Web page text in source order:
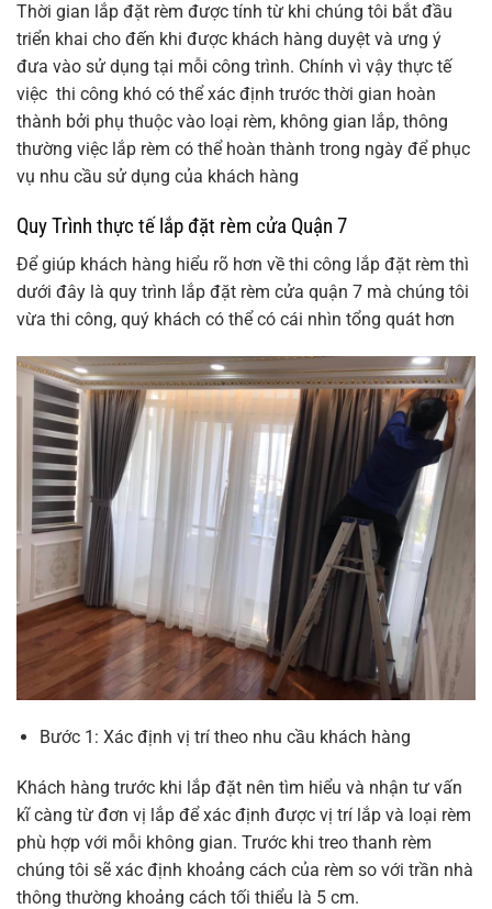
Thời gian lắp đặt rèm được tính từ khi chúng tôi bắt đầu
triển khai cho đến khi được khách hàng duyệt và ưng ý
đưa vào sử dụng tại mỗi công trình. Chính vì vậy thực tế
việc thi công khó có thể xác định trước thời gian hoàn
thành bởi phụ thuộc vào loại rèm, không gian lắp, thông
thường việc lắp rèm có thể hoàn thành trong ngày để phục
vụ nhu cầu sử dụng của khách hàng
Quy Trình thực tế lắp đặt rèm cửa Quận 7
Để giúp khách hàng hiểu rõ hơn về thi công lắp đặt rèm thì
dưới đây là quy trình lắp đặt rèm cửa quận 7 mà chúng tôi
vừa thi công, quý khách có thể có cái nhìn tổng quát hơn
Bước 1: Xác định vị trí theo nhu cầu khách hàng
Khách hàng trước khi lắp đặt nên tìm hiểu và nhận tư vấn
kĩ càng từ đơn vị lắp để xác định được vị trí lắp và loại rèm
phù hợp với mỗi không gian. Trước khi treo thanh rèm
chúng tôi sẽ xác định khoảng cách của rèm so với trần nhà
thông thường khoảng cách tối thiểu là 5 cm.